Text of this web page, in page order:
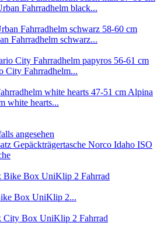
Fahrradhelm black...
Fahrradhelm schwarz...
City Fahrradhelm...
Alpina
white hearts...
angesehen
Norco Idaho ISO
Box UniKlip 2...